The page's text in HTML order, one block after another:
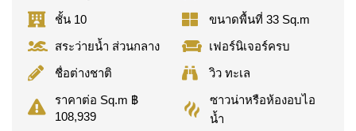
ชั้น 10
ขนาดพื้นที่ 33 Sq.m
สระว่ายน้ำ ส่วนกลาง
เฟอร์นิเจอร์ครบ
ชื่อต่างชาติ
วิว ทะเล
ราคาต่อ Sq.m ฿
108,939
ซาวน่าหรือห้องอบไอ
น้ำ